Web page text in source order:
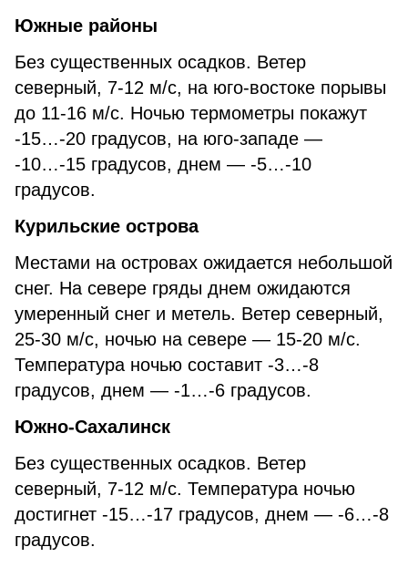
Южные районы
Без существенных осадков. Ветер
северный, 7-12 м/с, на юго-востоке порывы
до 11-16 м/с. Ночью термометры покажут
-15…-20 градусов, на юго-западе —
-10…-15 градусов, днем — -5…-10
градусов.
Курильские острова
Местами на островах ожидается небольшой
снег. На севере гряды днем ожидаются
умеренный снег и метель. Ветер северный,
25-30 м/с, ночью на севере — 15-20 м/с.
Температура ночью составит -3…-8
градусов, днем — -1…-6 градусов.
Южно-Сахалинск
Без существенных осадков. Ветер
северный, 7-12 м/с. Температура ночью
достигнет -15…-17 градусов, днем — -6…-8
градусов.